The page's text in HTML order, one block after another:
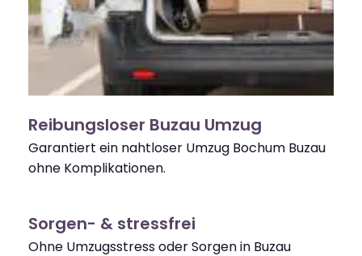
Reibungsloser Buzau Umzug
Garantiert ein nahtloser Umzug Bochum Buzau
ohne Komplikationen.
Sorgen- & stressfrei
Ohne Umzugsstress oder Sorgen in Buzau